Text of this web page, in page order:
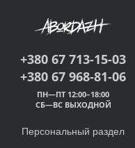
+380 67 713-15-03
+380 67 968-81-06
ПН—ПТ 12:00–18:00
СБ—ВС ВЫХОДНОЙ
Персональный раздел